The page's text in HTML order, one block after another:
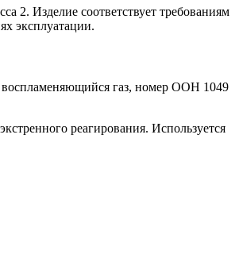
2. Изделие соответствует требованиям
эксплуатации.
воспламеняющийся газ, номер ООН 1049
реагирования. Используется